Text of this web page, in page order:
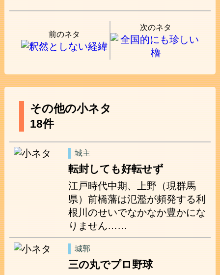
前のネタ
次のネタ
その他の小ネタ
18件
城主
転封しても好転せず
江戸時代中期、上野（現群馬
県）前橋藩は氾濫が頻発する利
根川のせいでなかなか豊かにな
りません……
城郭
三の丸でプロ野球